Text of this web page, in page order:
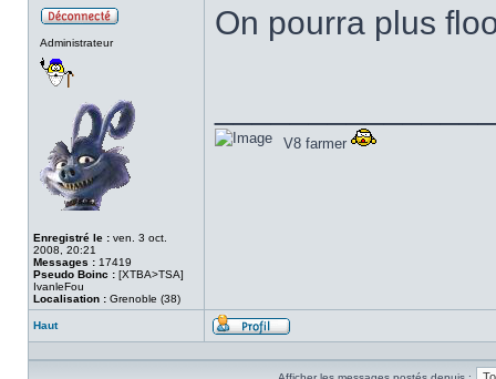
Administrateur
Enregistré le : ven. 3 oct.
2008, 20:21
Messages : 17419
Pseudo Boinc : [XTBA>TSA]
IvanleFou
Localisation : Grenoble (38)
On pourra plus
V8 farmer
Haut
Profil